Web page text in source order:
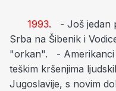
1993. - Još jedan
Srba na Šibenik i
"orkan". - Amerikanci
teškim kršenjima
Jugoslavije, s novim